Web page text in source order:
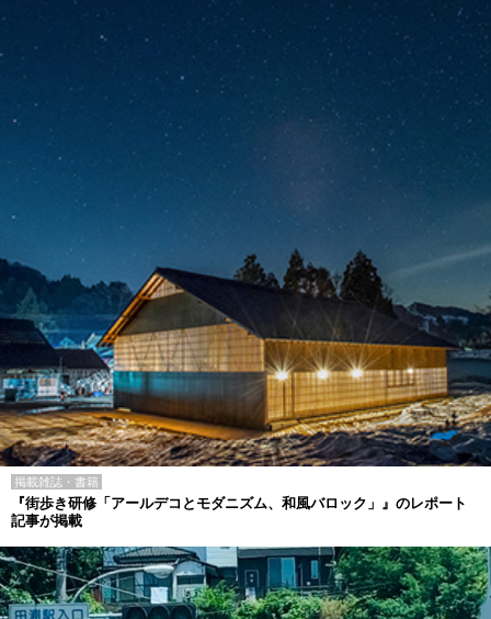
掲載雑誌・書籍
『街歩き研修「アールデコとモダニズム、和風バロック」』のレポート
記事が掲載